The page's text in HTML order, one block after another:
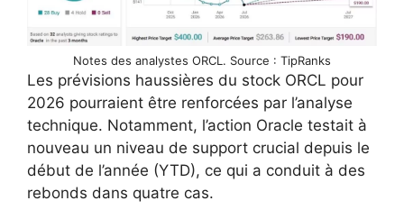
Notes des analystes ORCL. Source : TipRanks
Les prévisions haussières du stock ORCL pour
2026 pourraient être renforcées par l’analyse
technique. Notamment, l’action Oracle testait à
nouveau un niveau de support crucial depuis le
début de l’année (YTD), ce qui a conduit à des
rebonds dans quatre cas.